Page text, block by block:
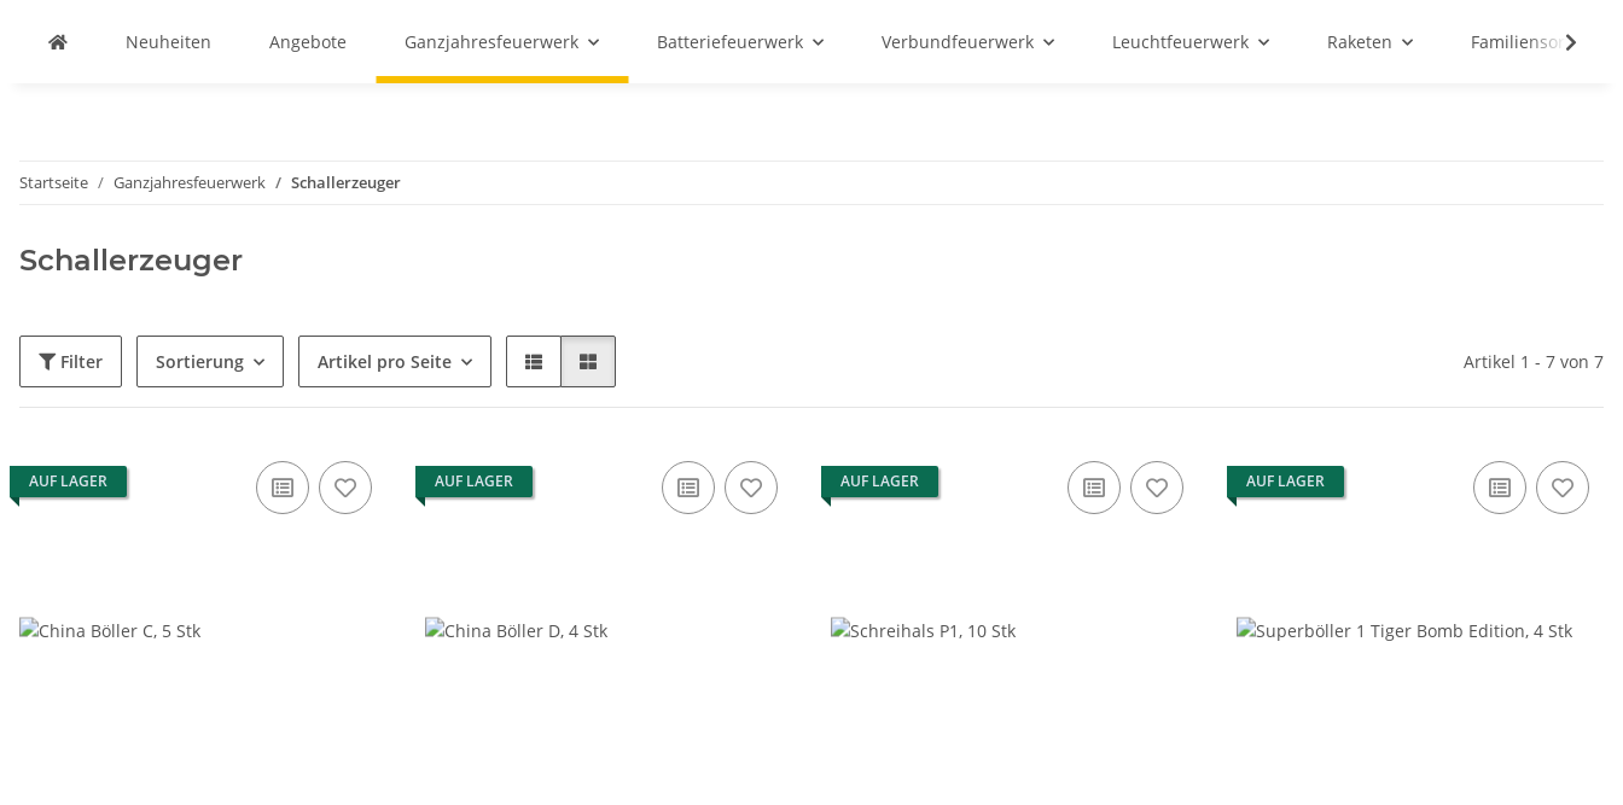
Neuheiten Angebote Ganzjahresfeuerwerk Batteriefeuerwerk Verbundfeuerwerk Leuchtfeuerwerk Raketen
Startseite Ganzjahresfeuerwerk Schallerzeuger
Schallerzeuger
Filter Sortierung Artikel pro Seite Artikel 1 - 7 von 7
AUF LAGER AUF LAGER AUF LAGER AUF LAGER